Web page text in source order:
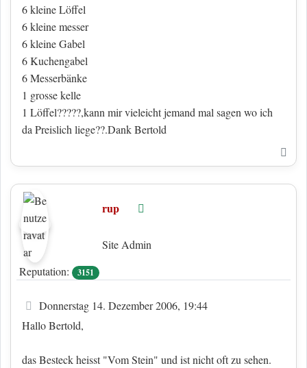
6 kleine Löffel
6 kleine messer
6 kleine Gabel
6 Kuchengabel
6 Messerbänke
1 grosse kelle
1 Löffel?????,kann mir vieleicht jemand mal sagen wo ich
da Preislich liege??.Dank Bertold
rup
Site Admin
Reputation:
3151
Beitrag
Donnerstag 14. Dezember 2006, 19:44
Hallo Bertold,
das Besteck heisst "Vom Stein" und ist nicht oft zu sehen.